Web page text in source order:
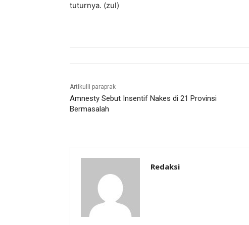
tuturnya. (zul)
Artikulli paraprak
Amnesty Sebut Insentif Nakes di 21 Provinsi
Bermasalah
Redaksi